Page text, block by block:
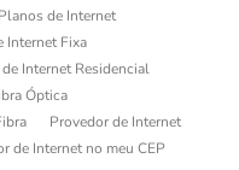
de Internet
Internet Fixa
Internet Residencial
Óptica
Provedor de Internet
de Internet no meu CEP